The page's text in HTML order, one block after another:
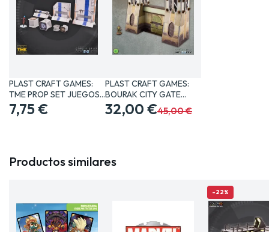
PLAST CRAFT GAMES:
TME PROP SET JUEGOS…
7,75 €
PLAST CRAFT GAMES:
BOURAK CITY GATE
JUEGOS…
32,00 €45,00 €
Productos similares
-22%